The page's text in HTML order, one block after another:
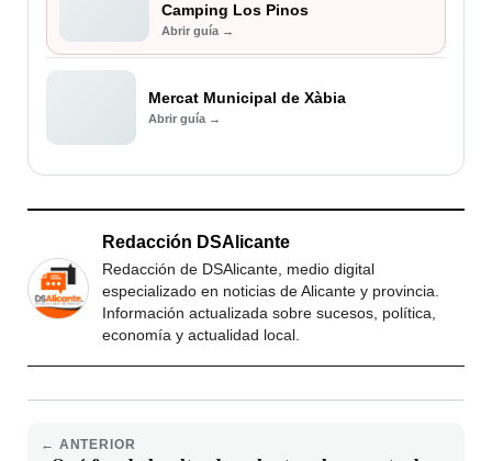
Camping Los Pinos
Abrir guía →
Mercat Municipal de Xàbia
Abrir guía →
Redacción DSAlicante
Redacción de DSAlicante, medio digital
especializado en noticias de Alicante y provincia.
Información actualizada sobre sucesos, política,
economía y actualidad local.
← ANTERIOR